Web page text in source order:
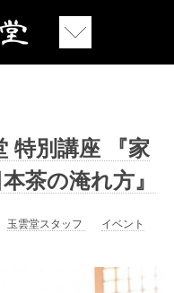
特別講座 『家
茶の淹れ方』
玉雲堂スタッフ イベント